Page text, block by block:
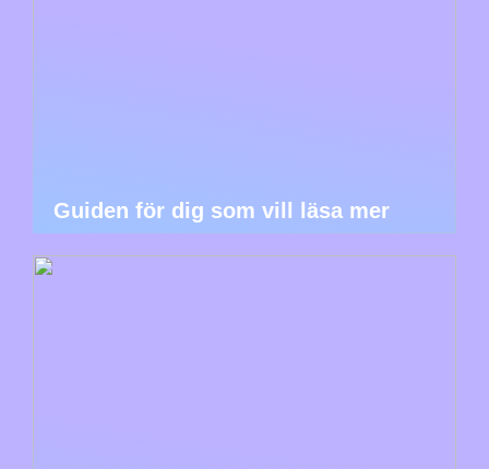
Guiden för dig som vill läsa mer